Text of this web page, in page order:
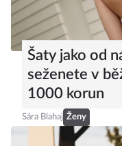
Šaty jako od
seženete v
1000 korun
Sára Blahaj Ženy